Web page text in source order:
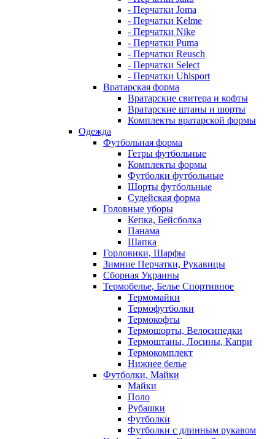
- Перчатки Joma
- Перчатки Kelme
- Перчатки Nike
- Перчатки Puma
- Перчатки Reusch
- Перчатки Select
- Перчатки Uhlsport
Вратарская форма
Вратарские свитера и кофты
Вратарские штаны и шорты
Комплекты вратарской формы
Одежда
Футбольная форма
Гетры футбольные
Комплекты формы
Футболки футбольные
Шорты футбольные
Судейская форма
Головные уборы
Кепка, Бейсболка
Панама
Шапка
Горловики, Шарфы
Зимние Перчатки, Рукавицы
Сборная Украины
Термобелье, Белье Спортивное
Термомайки
Термофутболки
Термокофты
Термошорты, Велосипедки
Термоштаны, Лосины, Капри
Термокомплект
Нижнее белье
Футболки, Майки
Майки
Поло
Рубашки
Футболки
Футболки с длинным рукавом